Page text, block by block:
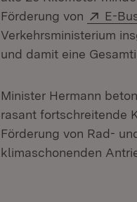
Förderung von
E-
Verkehrsministerium
und damit eine
Minister Hermann
rasant fortschreitende
Förderung von Rad-
klimaschonenden